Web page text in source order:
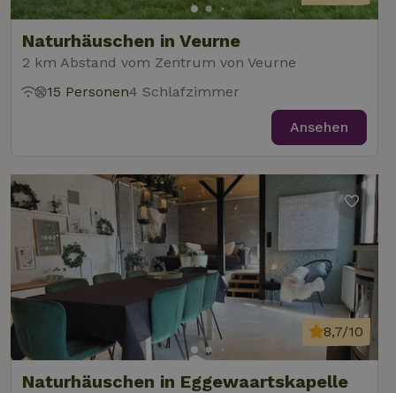
Naturhäuschen in Veurne
2 km Abstand vom Zentrum von Veurne
15 Personen4 Schlafzimmer
Ansehen
Naturhäuschen in Eggewaartskapelle
8,7/10